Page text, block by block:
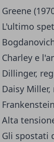
Greene
L'ultimo
Charley e
Dillinger,
Daisy
Alta
Gli spostati